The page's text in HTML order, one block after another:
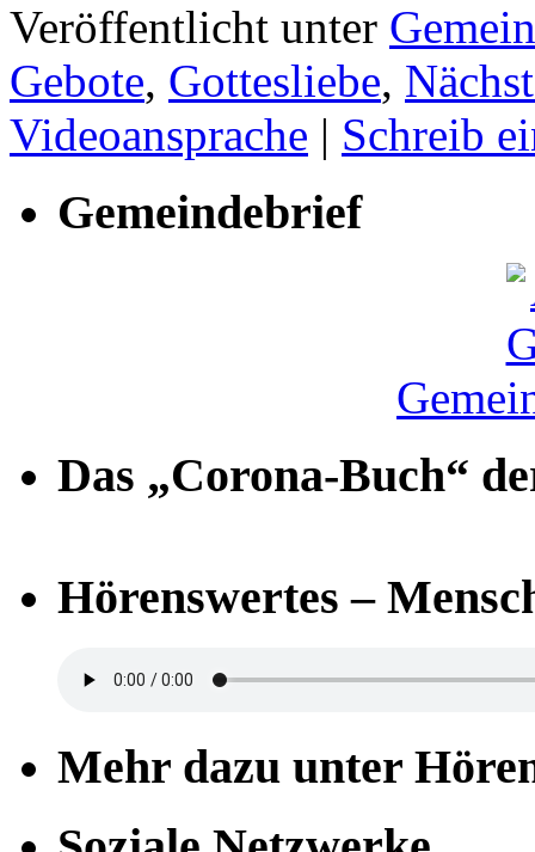
Veröffentlicht unter
Gebote, Gottesliebe,
Videoansprache | Schreib
Gemeindebrief
Das „Corona-Buch“
Hörenswertes –
Mehr dazu unter